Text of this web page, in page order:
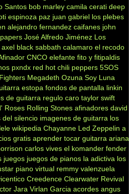
Santos bob marley camila cerati deep
espinoza paz juan gabriel los plebes
alejandro fernandez caifanes john
José Alfredo Jiménez Los
axel black sabbath calamaro el recodo
CNCO elefante fito y fitipaldis
pxndx red hot chili peppers 5SOS
Megadeth Ozuna Soy Luna
estopa fondos de pantalla linkin
de guitarra regulo caro taylor swift
Roses Rolling Stones afinadores david
del silencio imagenes de guitarra los
wikipedia Chayanne Led Zeppelin a
gratis aprender tocar guitarra ariana
carlos vives el komander fender
juegos juegos de pianos la adictiva los
piano virtual remmy valenzuela
Creedence Clearwater Revival
Jara Virlan Garcia acordes angus